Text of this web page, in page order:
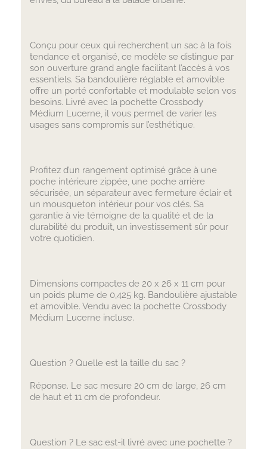
Conçu pour ceux qui recherchent un sac à la fois
tendance et organisé, ce modèle se distingue par
son ouverture grand angle facilitant l’accès à vos
essentiels. Sa bandoulière réglable et amovible
offre un porté confortable et modulable selon vos
besoins. Livré avec la pochette Crossbody
Médium Lucerne, il vous permet de varier les
usages sans compromis sur l’esthétique.
Profitez d’un rangement optimisé grâce à une
poche intérieure zippée, une poche arrière
sécurisée, un séparateur avec fermeture éclair et
un mousqueton intérieur pour vos clés. Sa
garantie à vie témoigne de la qualité et de la
durabilité du produit, un investissement sûr pour
votre quotidien.
Dimensions compactes de 20 x 26 x 11 cm pour
un poids plume de 0,425 kg. Bandoulière ajustable
et amovible. Vendu avec la pochette Crossbody
Médium Lucerne incluse.
Question ? Quelle est la taille du sac ?
Réponse. Le sac mesure 20 cm de large, 26 cm
de haut et 11 cm de profondeur.
Question ? Le sac est-il livré avec une pochette ?